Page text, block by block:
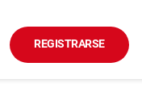
REGISTRARSE